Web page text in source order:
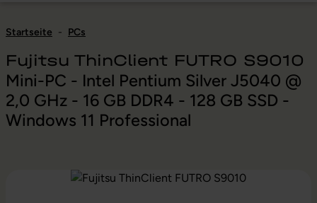
Startseite - PCs
Fujitsu ThinClient FUTRO S9010
Mini-PC - Intel Pentium Silver J5040 @
2,0 GHz - 16 GB DDR4 - 128 GB SSD -
Windows 11 Professional
Bildergalerie überspringen